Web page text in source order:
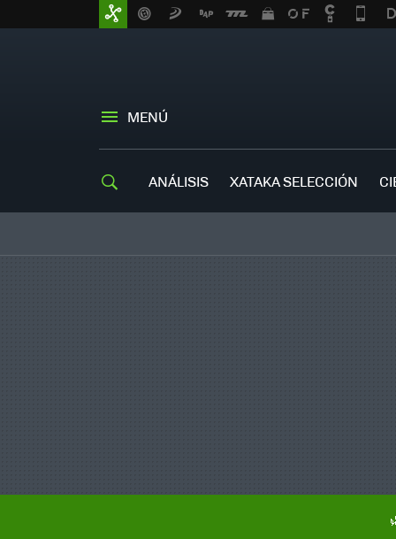
MENÚ
ANÁLISIS XATAKA SELECCIÓN